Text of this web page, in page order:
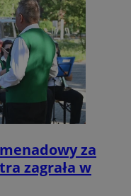
za
zagrała w